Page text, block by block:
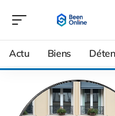
Actu Biens